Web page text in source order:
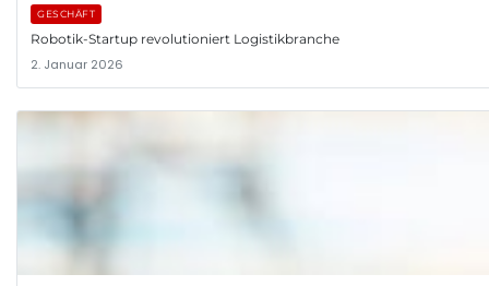
GESCHÄFT
Robotik-Startup revolutioniert Logistikbranche
2. Januar 2026